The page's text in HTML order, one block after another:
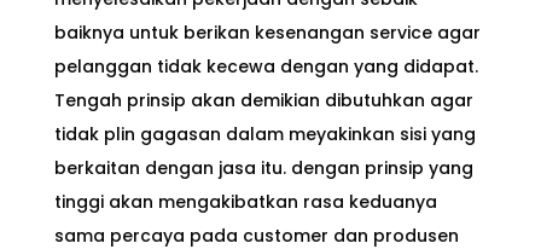
baiknya untuk berikan kesenangan service agar
pelanggan tidak kecewa dengan yang didapat.
Tengah prinsip akan demikian dibutuhkan agar
tidak plin gagasan dalam meyakinkan sisi yang
berkaitan dengan jasa itu. dengan prinsip yang
tinggi akan mengakibatkan rasa keduanya
sama percaya pada customer dan produsen